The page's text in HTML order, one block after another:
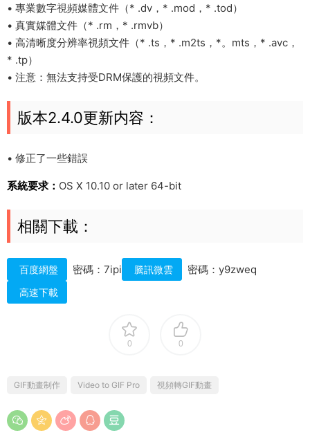
• 專業數字視頻媒體文件（* .dv，* .mod，* .tod）
• 真實媒體文件（* .rm，* .rmvb）
• 高清晰度分辨率視頻文件（* .ts，* .m2ts，*。mts，* .avc，
* .tp）
• 注意：無法支持受DRM保護的視頻文件。
版本2.4.0更新内容：
• 修正了一些錯誤
系統要求： OS X 10.10 or later 64-bit
相關下載：
百度網盤 密碼：7ipi 騰訊微雲 密碼：y9zweq
高速下載
0 0
GIF動畫制作 Video to GIF Pro 視頻轉GIF動畫